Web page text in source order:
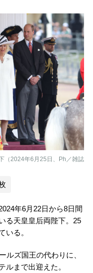
（2024年6月25日、Ph／雑誌
年6月22日から8日間
る天皇皇后両陛下。25
いる。
ルズ国王の代わりに、
ルまで出迎えた。